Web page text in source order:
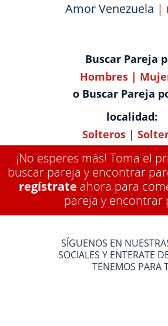
Amor Venezuela |
Buscar Pareja
Hombres |
o Buscar Pareja
localidad:
Solteros |
¡No esperes más! Toma el
buscar pareja y encontrar
regístrate ahora para
pareja y encontrar
SÍGUENOS EN
SOCIALES Y ENTERATE
TENEMOS PARA